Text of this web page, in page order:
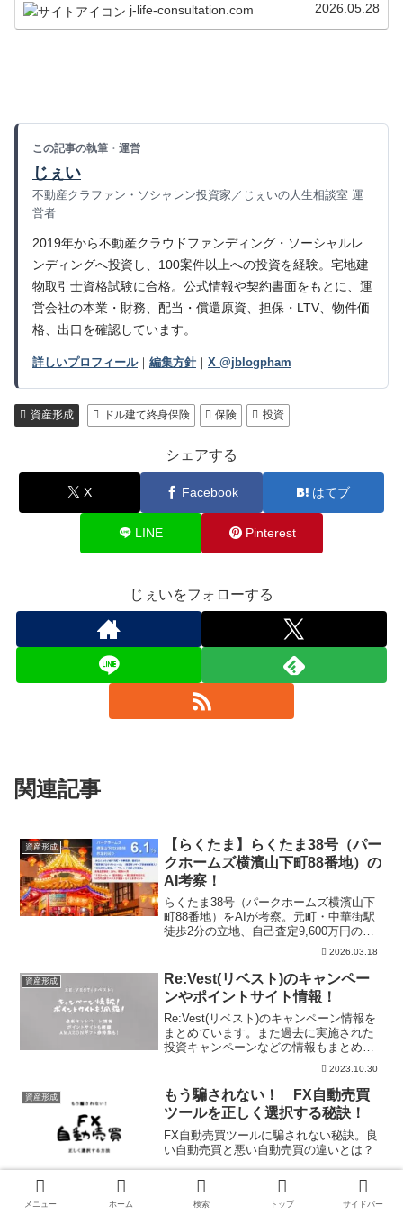
j-life-consultation.com 2026.05.28
この記事の執筆・運営
じぇい
不動産クラファン・ソシャレン投資家／じぇいの人生相談室 運
営者
2019年から不動産クラウドファンディング・ソーシャルレ
ンディングへ投資し、100案件以上への投資を経験。宅地建
物取引士資格試験に合格。公式情報や契約書面をもとに、運
営会社の本業・財務、配当・償還原資、担保・LTV、物件価
格、出口を確認しています。
詳しいプロフィール｜ 編集方針 ｜ X @jblogpham
資産形成 ドル建て終身保険 保険 投資
シェアする
X Facebook はてブ
LINE Pinterest
じぇいをフォローする
関連記事
資産形成
【らくたま】らくたま38号（パー
クホームズ横濱山下町88番地）の
AI考察！
らくたま38号（パークホームズ横濱山下
町88番地）をAIが考察。元町・中華街駅
徒歩2分の立地、自己査定9,600万円の妥
当性、3段階EXIT、劣後20%、推定売却
す。
2026.03.18
資産形成
Re:Vest(リベスト)のキャンペー
ンやポイントサイト情報！
Re:Vest(リベスト)のキャンペーン情報を
まとめています。また過去に実施された
投資キャンペーンなどの情報もまとめま
した。一番お得に登録していきましょ
う。激アツファンドに出資し続ける秘訣
なども併せて掲載しているので、ご覧く
ださい。
2023.10.30
資産形成
もう騙されない！ FX自動売買
ツールを正しく選択する秘訣！
FX自動売買ツールに騙されない秘訣。良
い自動売買と悪い自動売買の違いとは？
2021.03.18
資産形成 【COZUCHI】外苑前駅前 ビル2
メニュー ホーム 検索 トップ サイドバー